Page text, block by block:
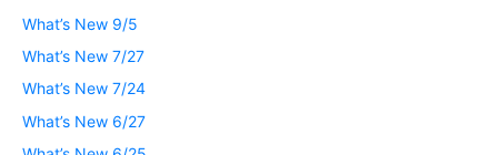
What’s New 9/5
What’s New 7/27
What’s New 7/24
What’s New 6/27